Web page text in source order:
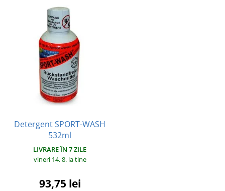
Detergent SPORT-WASH
532ml
LIVRARE ÎN 7 ZILE
vineri 14. 8. la tine
93,75 lei